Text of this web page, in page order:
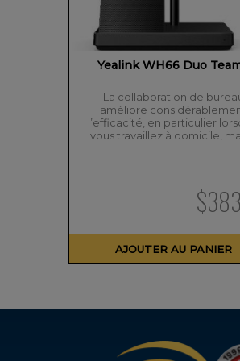
Yealink WH66 Duo
La collaboration de
améliore
l’efficacité, en particulier
vous travaillez à domicile,
$
AJOUTER AU PANIER